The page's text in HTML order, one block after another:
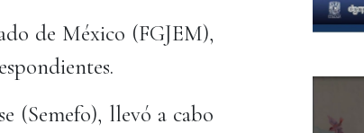
de México (FGJEM),
(Semefo), llevó a cabo